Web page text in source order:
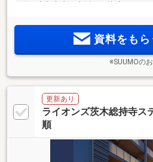
Oriented + 低炭素建築物を同時認定
突破！＜物件エントリー受付中＞
資料をも
※SUUMOの
更新あり
ライオンズ茨木総持寺ス
順